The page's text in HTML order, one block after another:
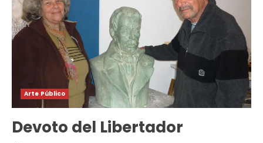
Arte Público
Devoto del Libertador